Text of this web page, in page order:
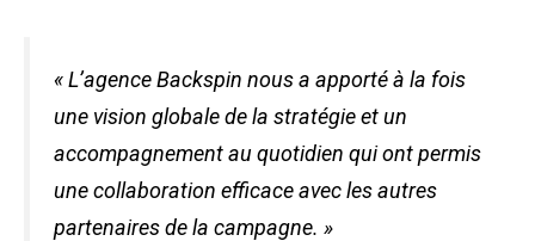
« L’agence Backspin nous a apporté à la fois
une vision globale de la stratégie et un
accompagnement au quotidien qui ont permis
une collaboration efficace avec les autres
partenaires de la campagne. »